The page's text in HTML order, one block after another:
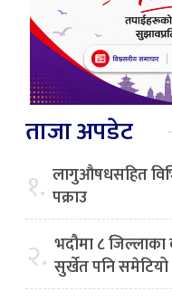
ताजा अपडेट
१. लागुऔषधसहित
पक्राउ
२. भदौमा ८ जिल्लाका
सुर्खेत पनि समेटियो